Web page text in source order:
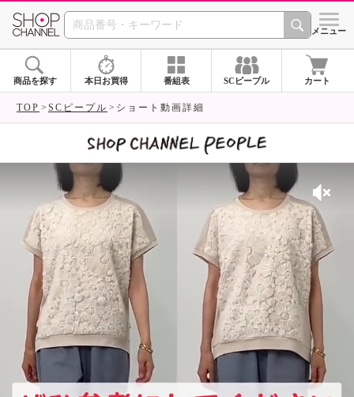
SHOP CHANNEL シメニュー
商品を探す 本日お買得 番組表 SCピープル カート
TOP SCピープル ショート動画詳細